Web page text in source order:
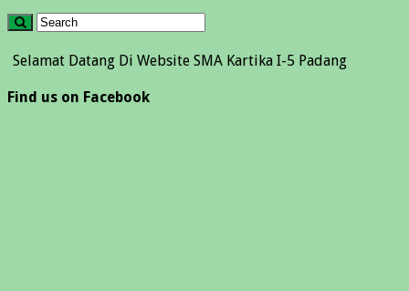
Datang Di Website SMA Kartika I-5 Padang
Find us on Facebook